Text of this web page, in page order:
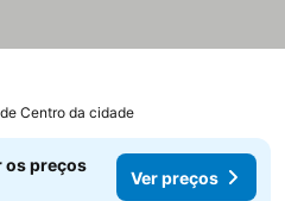
Centro da cidade
os preços
Ver preços